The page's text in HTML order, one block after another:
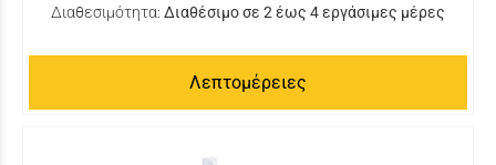
Διαθεσιμότητα: Διαθέσιμο σε 2 έως 4 εργάσιμες μέρες
Λεπτομέρειες